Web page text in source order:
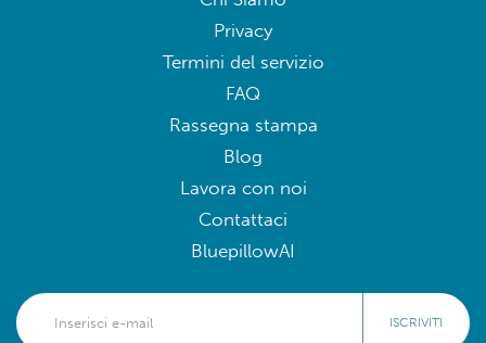
Privacy
Termini del servizio
FAQ
Rassegna stampa
Blog
Lavora con noi
Contattaci
BluepillowAI
ISCRIVITI